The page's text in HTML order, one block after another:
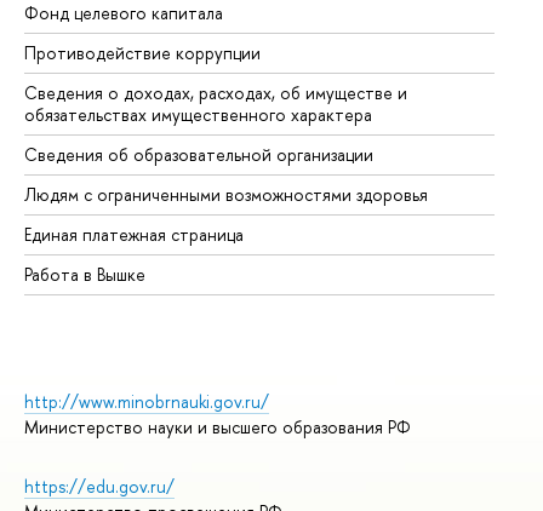
Фонд целевого капитала
Противодействие коррупции
Сведения о доходах, расходах, об имуществе и
обязательствах имущественного характера
Сведения об образовательной организации
Людям с ограниченными возможностями здоровья
Единая платежная страница
Работа в Вышке
http://www.minobrnauki.gov.ru/
Министерство науки и высшего образования РФ
https://edu.gov.ru/